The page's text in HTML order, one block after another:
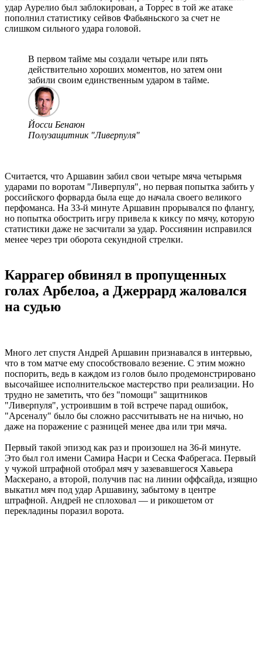
удар Аурелио был заблокирован, а Торрес в той же атаке
пополнил статистику сейвов Фабьяньского за счет не
слишком сильного удара головой.
В первом тайме мы создали четыре или пять
действительно хороших моментов, но затем они
забили своим единственным ударом в тайме.
Йосси Бенаюн
Полузащитник "Ливерпуля"
Считается, что Аршавин забил свои четыре мяча четырьмя
ударами по воротам "Ливерпуля", но первая попытка забить у
российского форварда была еще до начала своего великого
перфоманса. На 33-й минуте Аршавин прорывался по флангу,
но попытка обострить игру привела к киксу по мячу, которую
статистики даже не засчитали за удар. Россиянин исправился
менее через три оборота секундной стрелки.
Каррагер обвинял в пропущенных
голах Арбелоа, а Джеррард жаловался
на судью
Много лет спустя Андрей Аршавин признавался в интервью,
что в том матче ему способствовало везение. С этим можно
поспорить, ведь в каждом из голов было продемонстрировано
высочайшее исполнительское мастерство при реализации. Но
трудно не заметить, что без "помощи" защитников
"Ливерпуля", устроившим в той встрече парад ошибок,
"Арсеналу" было бы сложно рассчитывать не на ничью, но
даже на поражение с разницей менее два или три мяча.
Первый такой эпизод как раз и произошел на 36-й минуте.
Это был гол имени Самира Насри и Сеска Фабрегаса. Первый
у чужой штрафной отобрал мяч у зазевавшегося Хавьера
Маскерано, а второй, получив пас на линии оффсайда, изящно
выкатил мяч под удар Аршавину, забытому в центре
штрафной. Андрей не сплоховал — и рикошетом от
перекладины поразил ворота.